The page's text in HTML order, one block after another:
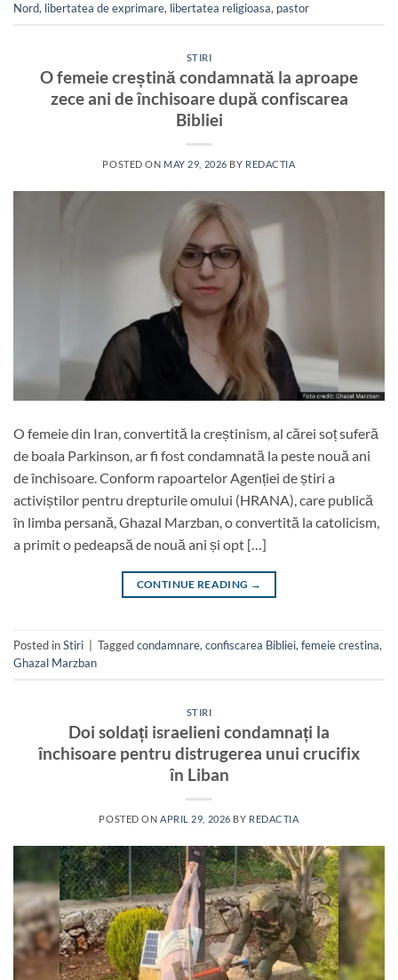
Nord, libertatea de exprimare, libertatea religioasa, pastor
STIRI
O femeie creștină condamnată la aproape
zece ani de închisoare după confiscarea
Bibliei
POSTED ON MAY 29, 2026 BY REDACTIA
O femeie din Iran, convertită la creștinism, al cărei soț suferă
de boala Parkinson, ar fi fost condamnată la peste nouă ani
de închisoare. Conform rapoartelor Agenției de știri a
activiștilor pentru drepturile omului (HRANA), care publică
în limba persană, Ghazal Marzban, o convertită la catolicism,
a primit o pedeapsă de nouă ani și opt […]
CONTINUE READING →
Posted inStiri Taggedcondamnare, confiscarea Bibliei, femeie crestina,
Ghazal Marzban
STIRI
Doi soldați israelieni condamnați la
închisoare pentru distrugerea unui crucifix
în Liban
POSTED ONAPRIL 29, 2026 BY REDACTIA